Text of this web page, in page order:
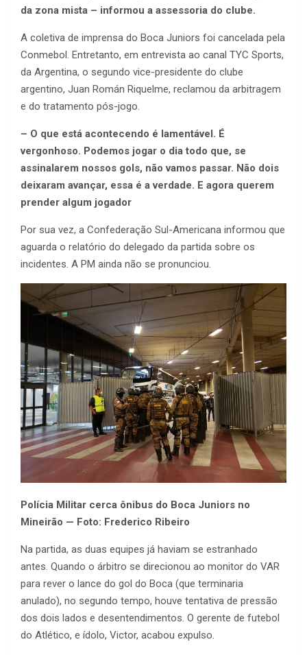
da zona mista – informou a assessoria do clube.
A coletiva de imprensa do Boca Juniors foi cancelada pela
Conmebol. Entretanto, em entrevista ao canal TYC Sports,
da Argentina, o segundo vice-presidente do clube
argentino, Juan Román Riquelme, reclamou da arbitragem
e do tratamento pós-jogo.
– O que está acontecendo é lamentável. É
vergonhoso. Podemos jogar o dia todo que, se
assinalarem nossos gols, não vamos passar. Não dois
deixaram avançar, essa é a verdade. E agora querem
prender algum jogador
Por sua vez, a Confederação Sul-Americana informou que
aguarda o relatório do delegado da partida sobre os
incidentes. A PM ainda não se pronunciou.
Polícia Militar cerca ônibus do Boca Juniors no
Mineirão — Foto: Frederico Ribeiro
Na partida, as duas equipes já haviam se estranhado
antes. Quando o árbitro se direcionou ao monitor do VAR
para rever o lance do gol do Boca (que terminaria
anulado), no segundo tempo, houve tentativa de pressão
dos dois lados e desentendimentos. O gerente de futebol
do Atlético, e ídolo, Victor, acabou expulso.